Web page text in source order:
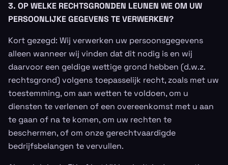
3. OP WELKE RECHTSGRONDEN LEUNEN WE OM UW
PERSOONLIJKE GEGEVENS TE VERWERKEN?
Kort gezegd: Wij verwerken uw persoonsgegevens
alleen wanneer wij vinden dat dit nodig is en wij
daarvoor een geldige wettige grond hebben (d.w.z.
rechtsgrond) volgens toepasselijk recht, zoals met uw
toestemming, om aan wetten te voldoen, om u
diensten te verlenen of een overeenkomst met u aan
te gaan of na te komen, om uw rechten te
beschermen, of om onze gerechtvaardigde
bedrijfsbelangen te vervullen.